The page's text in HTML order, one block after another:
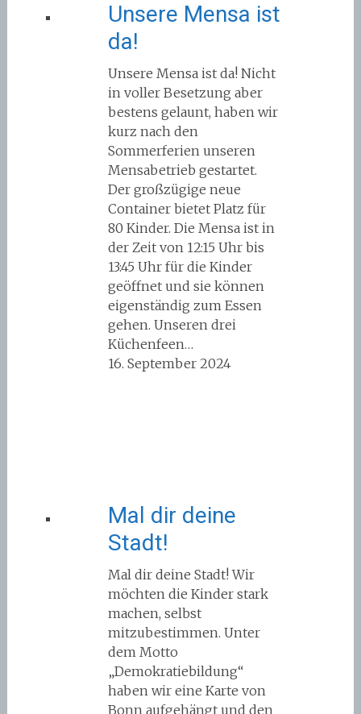
Unsere Mensa ist
da!
Unsere Mensa ist da! Nicht
in voller Besetzung aber
bestens gelaunt, haben wir
kurz nach den
Sommerferien unseren
Mensabetrieb gestartet.
Der großzügige neue
Container bietet Platz für
80 Kinder. Die Mensa ist in
der Zeit von 12:15 Uhr bis
13:45 Uhr für die Kinder
geöffnet und sie können
eigenständig zum Essen
gehen. Unseren drei
Küchenfeen…
16. September 2024
Mal dir deine
Stadt!
Mal dir deine Stadt! Wir
möchten die Kinder stark
machen, selbst
mitzubestimmen. Unter
dem Motto
„Demokratiebildung“
haben wir eine Karte von
Bonn aufgehängt und den